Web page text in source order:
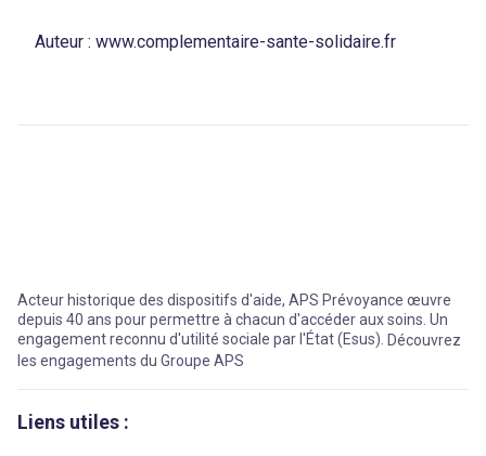
Auteur : www.complementaire-sante-solidaire.fr
Acteur historique des dispositifs d'aide, APS Prévoyance œuvre
depuis 40 ans pour permettre à chacun d'accéder aux soins. Un
engagement reconnu d'utilité sociale par l'État (Esus). Découvrez
les engagements du Groupe APS
Liens utiles :